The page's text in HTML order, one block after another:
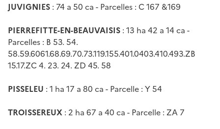
JUVIGNIES : 74 a 50 ca - Parcelles : C 167 &169
PIERREFITTE-EN-BEAUVAISIS : 13 ha 42 a 14 ca -
Parcelles : B 53. 54.
58.59.6061.68.69.70.73.119.155.401.0403.410.493.ZB
15.17.ZC 4. 23. 24. ZD 45. 58
PISSELEU : 1 ha 17 a 80 ca - Parcelle : Y 54
TROISSEREUX : 2 ha 67 a 40 ca - Parcelle : ZA 7